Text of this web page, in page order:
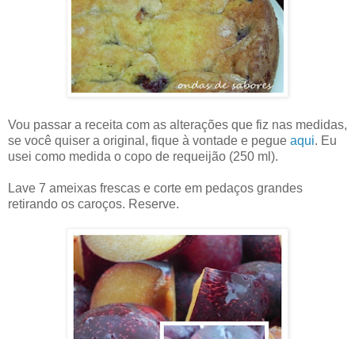
Vou passar a receita com as alterações que fiz nas medidas,
se você quiser a original, fique à vontade e pegue aqui. Eu
usei como medida o copo de requeijão (250 ml).
Lave 7 ameixas frescas e corte em pedaços grandes
retirando os caroços. Reserve.